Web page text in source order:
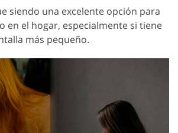
siendo una excelente opción para
en el hogar, especialmente si tiene
más pequeño.